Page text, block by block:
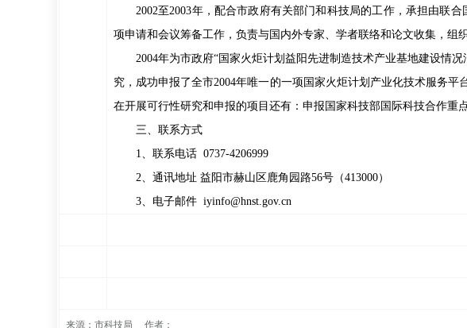
2002至2003年，配合市政府有关部门和科技局的工作，承担由联
项申请和会议筹备工作，负责与国内外专家、学者联络和论文收集，组
2004年为市政府“国家火炬计划益阳先进制造技术产业基地建设情
究，成功申报了全市2004年唯一的一项国家火炬计划产业化技术服务
在开展可行性研究和申报的项目还有：申报国家科技部国际科技合作重
三、联系方式
1、联系电话 0737-4206999
2、通讯地址 益阳市赫山区鹿角园路56号（413000）
3、电子邮件 iyinfo@hnst.gov.cn
来源：市科技局 作者：